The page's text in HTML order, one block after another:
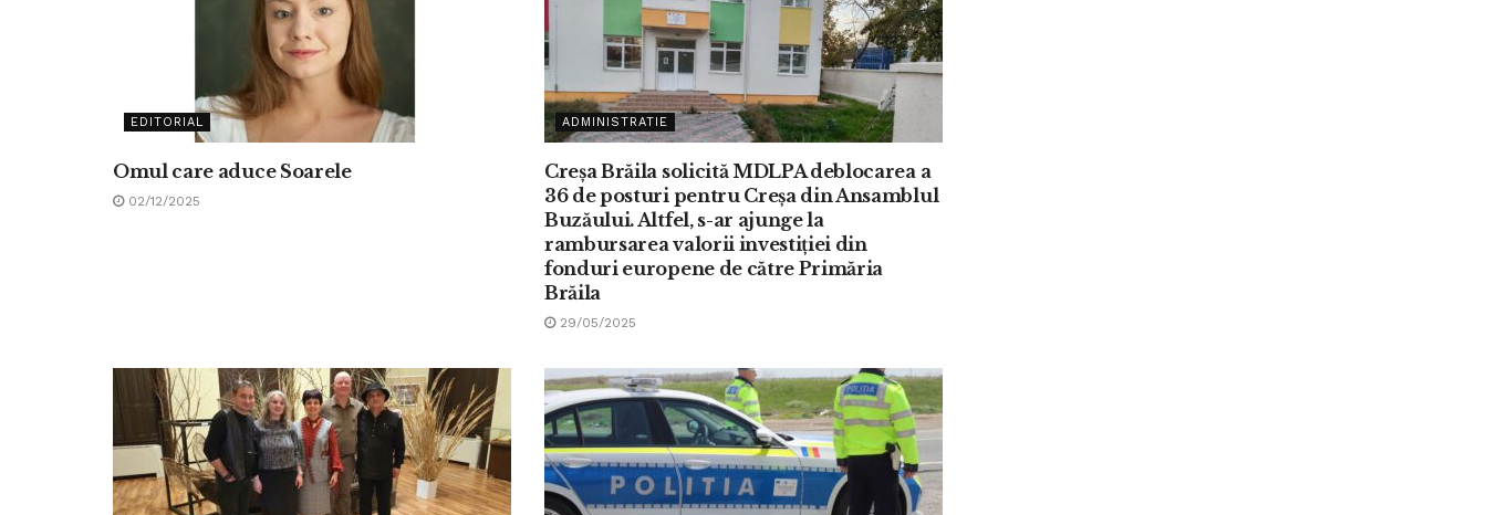
EDITORIAL
Omul care aduce Soarele
02/12/2025
ADMINISTRATIE
Creșa Brăila solicită MDLPA deblocarea a
36 de posturi pentru Creșa din Ansamblul
Buzăului. Altfel, s-ar ajunge la
rambursarea valorii investiției din
fonduri europene de către Primăria
Brăila
29/05/2025